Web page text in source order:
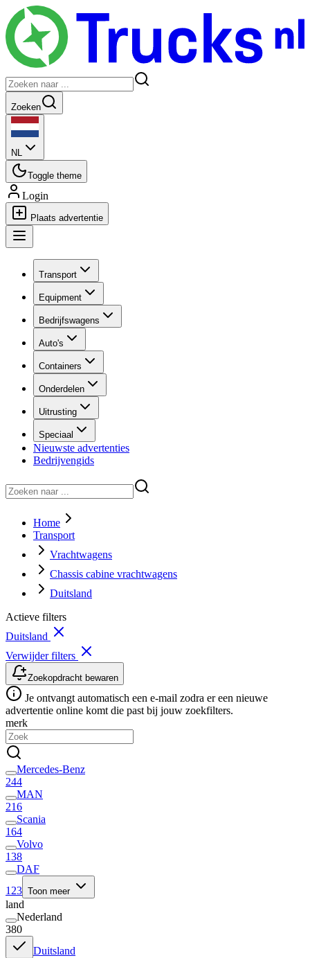
Zoeken
NL
Toggle theme
Login
Plaats advertentie
Transport
Equipment
Bedrijfswagens
Auto's
Containers
Onderdelen
Uitrusting
Speciaal
Nieuwste advertenties
Bedrijvengids
Home
Transport
Vrachtwagens
Chassis cabine vrachtwagens
Duitsland
Actieve filters
Duitsland
Verwijder filters
Zoekopdracht bewaren
Je ontvangt automatisch een e-mail zodra er een nieuwe
advertentie online komt die past bij jouw zoekfilters.
merk
Mercedes-Benz
244
MAN
216
Scania
164
Volvo
138
DAF
123 Toon meer
land
Nederland
380
Duitsland